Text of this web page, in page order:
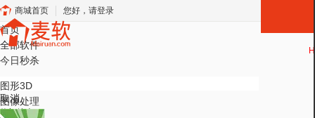
商城首页 您好，请登录
首页
全部软件
今日秒杀
取消
热门搜索
图形3D
图像处理